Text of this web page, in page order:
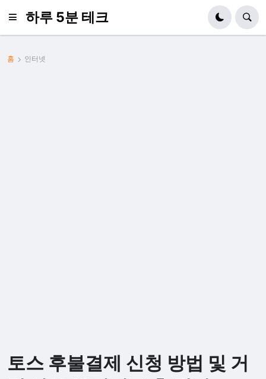
하루 5분 테크
홈 인터넷
토스 후불결제 신청 방법 및 거